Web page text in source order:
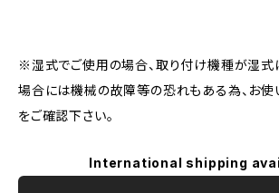
※湿式でご使用の場合、取り付け機種が湿式
場合には機械の故障等の恐れもある為、お
をご確認下さい。
International shipping